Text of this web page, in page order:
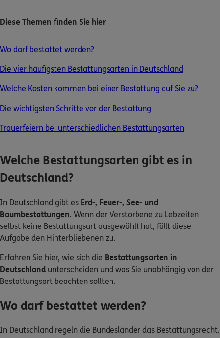
Bequem online oder telefonisch.
Mo–Sa 7–20 Uhr (gebührenfrei)
ERGO Berater finden
Kundenportal Log-in
Diese Themen finden Sie hier
Wo darf bestattet werden?
Die vier häufigsten Bestattungsarten in Deutschland
Welche Kosten kommen bei einer Bestattung auf Sie zu?
Die wichtigsten Schritte vor der Bestattung
Trauerfeiern bei unterschiedlichen Bestattungsarten
Welche Bestattungsarten gibt es in
Deutschland?
In Deutschland gibt es Erd-, Feuer-, See- und
Baumbestattungen. Wenn der Verstorbene zu Lebzeiten
selbst keine Bestattungsart ausgewählt hat, fällt diese
Aufgabe den Hinterbliebenen zu.
Erfahren Sie hier, wie sich die Bestattungsarten in
Deutschland unterscheiden und was Sie unabhängig von der
Bestattungsart beachten sollten.
Wo darf bestattet werden?
In Deutschland regeln die Bundesländer das Bestattungsrecht.